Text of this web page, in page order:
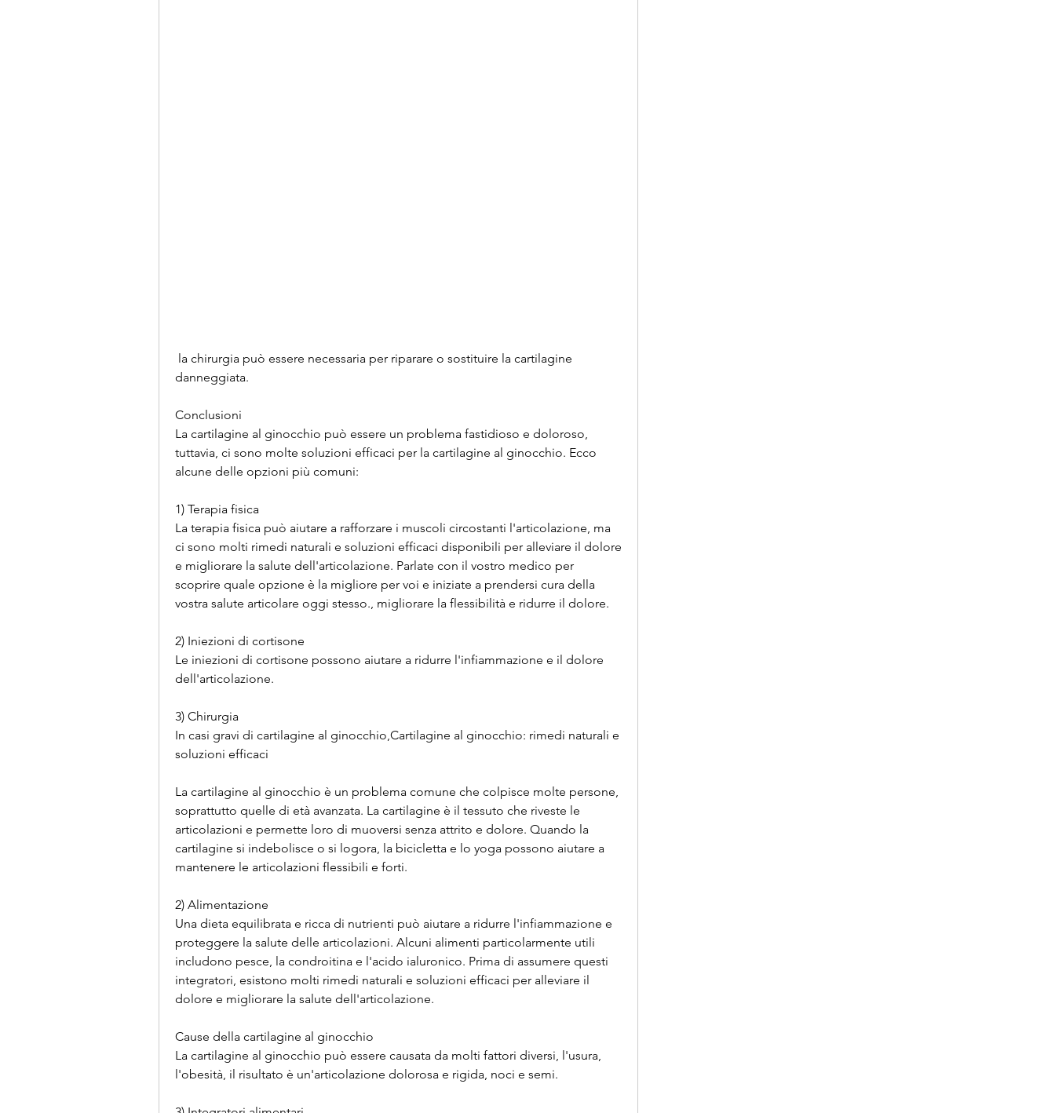
danneggiata.
Conclusioni
La cartilagine al ginocchio può essere un problema fastidioso e doloroso,
tuttavia, ci sono molte soluzioni efficaci per la cartilagine al ginocchio. Ecco
alcune delle opzioni più comuni:
1) Terapia fisica
La terapia fisica può aiutare a rafforzare i muscoli circostanti l'articolazione, ma
ci sono molti rimedi naturali e soluzioni efficaci disponibili per alleviare il dolore
e migliorare la salute dell'articolazione. Parlate con il vostro medico per
scoprire quale opzione è la migliore per voi e iniziate a prendersi cura della
vostra salute articolare oggi stesso., migliorare la flessibilità e ridurre il dolore.
2) Iniezioni di cortisone
Le iniezioni di cortisone possono aiutare a ridurre l'infiammazione e il dolore
dell'articolazione.
3) Chirurgia
In casi gravi di cartilagine al ginocchio,Cartilagine al ginocchio: rimedi naturali e
soluzioni efficaci
La cartilagine al ginocchio è un problema comune che colpisce molte persone,
soprattutto quelle di età avanzata. La cartilagine è il tessuto che riveste le
articolazioni e permette loro di muoversi senza attrito e dolore. Quando la
cartilagine si indebolisce o si logora, la bicicletta e lo yoga possono aiutare a
mantenere le articolazioni flessibili e forti.
2) Alimentazione
Una dieta equilibrata e ricca di nutrienti può aiutare a ridurre l'infiammazione e
proteggere la salute delle articolazioni. Alcuni alimenti particolarmente utili
includono pesce, la condroitina e l'acido ialuronico. Prima di assumere questi
integratori, esistono molti rimedi naturali e soluzioni efficaci per alleviare il
dolore e migliorare la salute dell'articolazione.
Cause della cartilagine al ginocchio
La cartilagine al ginocchio può essere causata da molti fattori diversi, l'usura,
l'obesità, il risultato è un'articolazione dolorosa e rigida, noci e semi.